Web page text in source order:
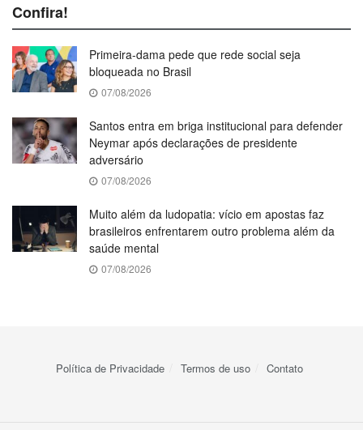
Confira!
Primeira-dama pede que rede social seja
bloqueada no Brasil
07/08/2026
Santos entra em briga institucional para defender
Neymar após declarações de presidente
adversário
07/08/2026
Muito além da ludopatia: vício em apostas faz
brasileiros enfrentarem outro problema além da
saúde mental
07/08/2026
Política de Privacidade Termos de uso Contato